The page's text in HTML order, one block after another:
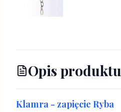
Opis produktu
Klamra - zapięcie Ryba